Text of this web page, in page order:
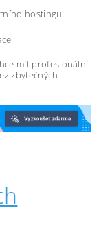
hostingu
mít profesionální
zbytečných